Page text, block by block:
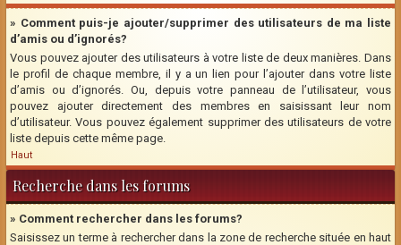
» Comment puis-je ajouter/supprimer des utilisateurs de ma liste
d’amis ou d’ignorés?
Vous pouvez ajouter des utilisateurs à votre liste de deux manières. Dans
le profil de chaque membre, il y a un lien pour l’ajouter dans votre liste
d’amis ou d’ignorés. Ou, depuis votre panneau de l’utilisateur, vous
pouvez ajouter directement des membres en saisissant leur nom
d’utilisateur. Vous pouvez également supprimer des utilisateurs de votre
liste depuis cette même page.
Haut
Recherche dans les forums
» Comment rechercher dans les forums?
Saisissez un terme à rechercher dans la zone de recherche située en haut